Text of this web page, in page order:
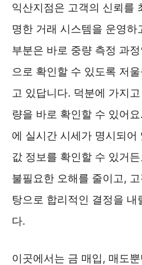
익산지점은 고객의 신뢰를
명한 거래 시스템을 운영
부분은 바로 중량 측정 과
으로 확인할 수 있도록 저
고 있답니다. 덕분에 가지
량을 바로 확인할 수 있어
에 실시간 시세가 명시되어
값 정보를 확인할 수 있거
불필요한 오해를 줄이고,
탕으로 합리적인 결정을 내
다.
이곳에서는 금 매입, 매도